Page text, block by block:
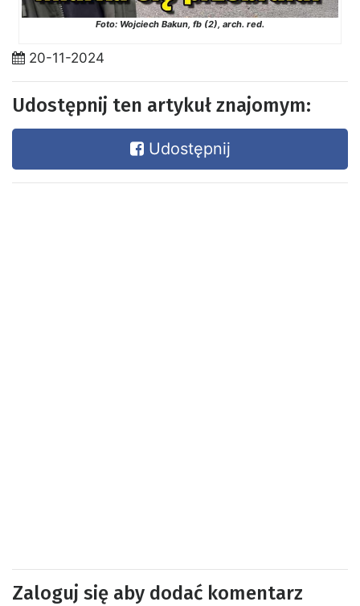
Foto: Wojciech Bakun, fb (2), arch. red.
20-11-2024
Udostępnij ten artykuł znajomym:
Udostępnij
Zaloguj się aby dodać komentarz